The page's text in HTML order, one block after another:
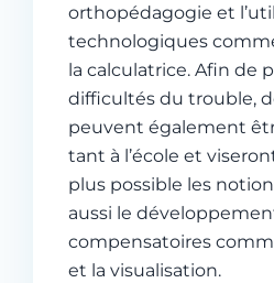
orthopédagogie et
technologiques
la calculatrice. Afin de
difficultés du trouble,
peuvent également
tant à l’école et
plus possible les
aussi le
compensatoires
et la visualisation.